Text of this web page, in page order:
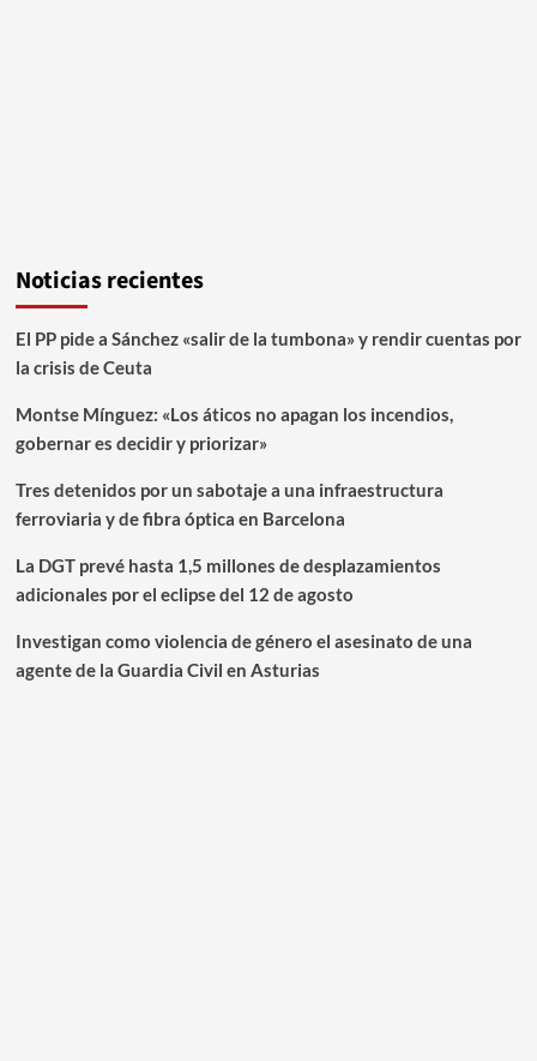
Noticias recientes
El PP pide a Sánchez «salir de la tumbona» y rendir cuentas por
la crisis de Ceuta
Montse Mínguez: «Los áticos no apagan los incendios,
gobernar es decidir y priorizar»
Tres detenidos por un sabotaje a una infraestructura
ferroviaria y de fibra óptica en Barcelona
La DGT prevé hasta 1,5 millones de desplazamientos
adicionales por el eclipse del 12 de agosto
Investigan como violencia de género el asesinato de una
agente de la Guardia Civil en Asturias